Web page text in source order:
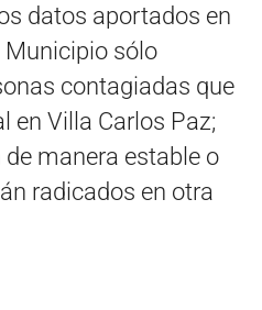
datos aportados en
sólo
contagiadas que
en Villa Carlos Paz;
manera estable o
radicados en otra